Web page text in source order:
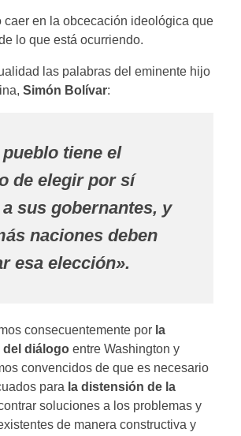
caer en la obcecación ideológica que
lo que está ocurriendo.
las palabras del eminente hijo
Simón Bolívar:
pueblo tiene el
de elegir por sí
sus gobernantes, y
naciones deben
esa elección».
consecuentemente por la
del diálogo entre Washington y
convencidos de que es necesario
para la distensión de la
soluciones a los problemas y
de manera constructiva y